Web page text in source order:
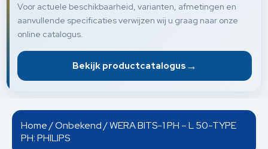
Voor actuele beschikbaarheid, varianten, afmetingen en
aanvullende specificaties verwijzen wij u graag naar onze
online catalogus.
Bekijk productcatalogus →
Home/Onbekend/ WERA BITS-1 PH – L 50-TYPE
PH: PHILIPS